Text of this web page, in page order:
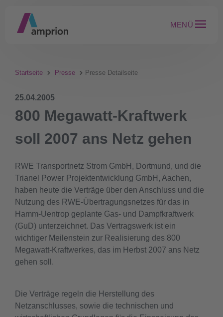
MENÜ
Startseite Presse Presse Detailseite
25.04.2005
800 Megawatt-Kraftwerk
soll 2007 ans Netz gehen
RWE Transportnetz Strom GmbH, Dortmund, und die
Trianel Power Projektentwicklung GmbH, Aachen,
haben heute die Verträge über den Anschluss und die
Nutzung des RWE-Übertragungsnetzes für das in
Hamm-Uentrop geplante Gas- und Dampfkraftwerk
(GuD) unterzeichnet. Das Vertragswerk ist ein
wichtiger Meilenstein zur Realisierung des 800
Megawatt-Kraftwerkes, das im Herbst 2007 ans Netz
gehen soll.
Die Verträge regeln die Herstellung des
Netzanschlusses, sowie die technischen und